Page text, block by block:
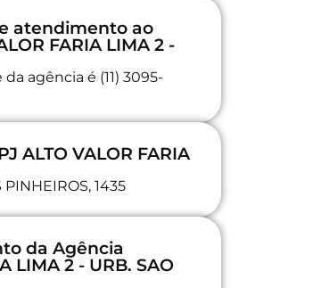
atendimento ao
FARIA LIMA 2 -
agência é (11) 3095-
ALTO VALOR FARIA
1435
da Agência
LIMA 2 - URB. SAO